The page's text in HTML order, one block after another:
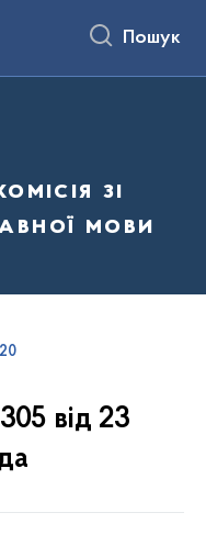
Пошук
зі
мови
від 23